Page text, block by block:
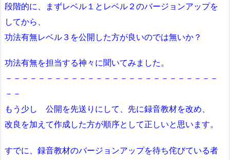
段階的に、まずレベル１とレベル２のバージョンアップを
してから、
功法有無レベル３を公開した方が良いのでは無いか？
功法有無を担当する神々に聞いてみました。
－－－－－－－－－－－－－－－－－－－－－－－－－－
－－
もう少し 公開を先送りにして、先に録音教材を改め、
改良を加えて作成した方が順序として正しいと思います。
すでに、録音教材のバージョンアップを待ち侘びている者